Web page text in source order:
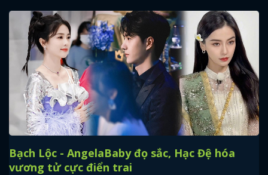
Bạch Lộc - AngelaBaby đọ sắc, Hạc Đệ hóa
vương tử cực điển trai